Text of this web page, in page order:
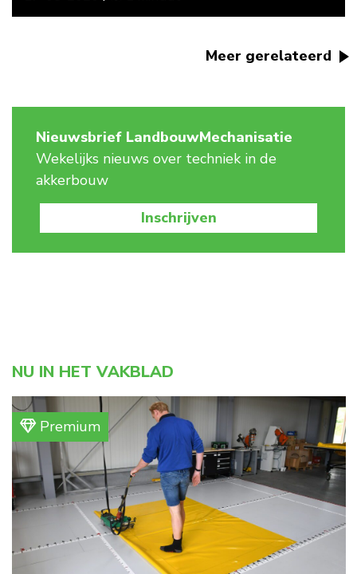
Meer gerelateerd
Nieuwsbrief LandbouwMechanisatie
Wekelijks nieuws over techniek in de
akkerbouw
Inschrijven
NU IN HET VAKBLAD
Premium